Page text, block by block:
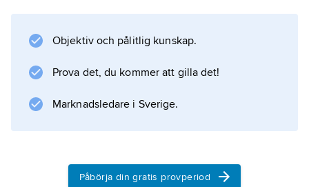
2
, vilket gör det till ett av världens mest
tättbefolkade länder. Drygt 90 procent av
befolkningen bor på huvudön.
Information om artikeln
Objektiv och pålitlig kunskap.
Prova det, du kommer att gilla det!
Marknadsledare i Sverige.
Påbörja din gratis provperiod